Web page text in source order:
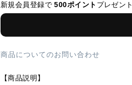
新規会員登録で500ポイント プレゼント
商品についてのお問い合わせ
【商品説明】